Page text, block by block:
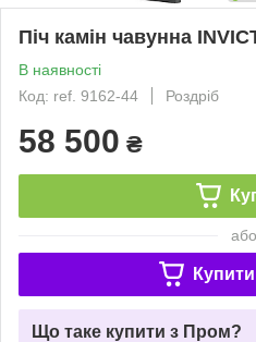
Піч камін чавунна
В наявності
Код: ref. 9162-44
Роздріб
58 500 ₴
або
Що таке купити з Пром?